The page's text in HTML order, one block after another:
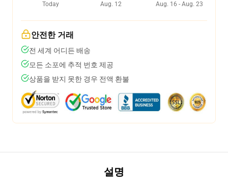
Today
Aug. 12
Aug. 16 - Aug. 23
안전한 거래
전 세계 어디든 배송
모든 소포에 추적 번호 제공
상품을 받지 못한 경우 전액 환불
설명